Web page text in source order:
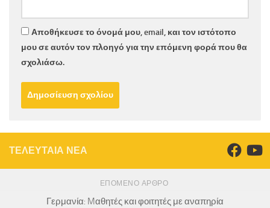
Αποθήκευσε το όνομά μου, email, και τον ιστότοπο
μου σε αυτόν τον πλοηγό για την επόμενη φορά που θα
σχολιάσω.
ΤΕΛΕΥΤΑΙΑ ΝΕΑ
ΕΠΌΜΕΝΟ ΆΡΘΡΟ
Γερμανία: Mαθητές και φοιτητές με αναπηρία